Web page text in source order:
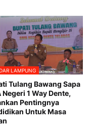
LAMPUNG
Tulang Bawang Sapa
Negeri 1 Way Dente,
Pentingnya
Untuk Masa